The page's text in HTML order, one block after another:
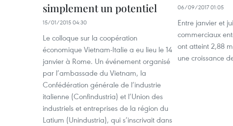
simplement un potentiel
15/01/2015 04:30
Le colloque sur la coopération
économique Vietnam-Italie a eu lieu le 14
janvier à Rome. Un événement organisé
par l’ambassade du Vietnam, la
Confédération générale de l’industrie
italienne (Confindustria) et l’Union des
industriels et entreprises de la région du
Latium (Unindustria), qui s’inscrivait dans
06/09/2017 01:05
Entre janvier et
commerciaux
ont atteint 2,88
une croissance